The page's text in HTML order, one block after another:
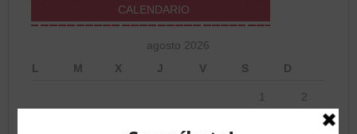
CALENDARIO
agosto 2026
L
M X J V S D
1 2
5